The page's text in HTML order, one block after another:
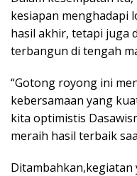
kesiapan menghadapi
hasil akhir, tetapi juga
terbangun di tengah
“Gotong royong ini
kebersamaan yang
kita optimistis
meraih hasil terbaik
Ditambahkan,kegiatan